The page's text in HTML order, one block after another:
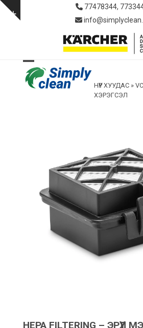
Skip
Show
77478344,
Open
mobile
Close
mobile
НҮҮР ХУУДАС»
ХЭРЭГСЭЛ
HEPA FILTERING – ЭРҮҮЛ